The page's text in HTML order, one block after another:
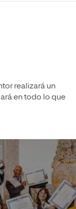
realizará un
en todo lo que